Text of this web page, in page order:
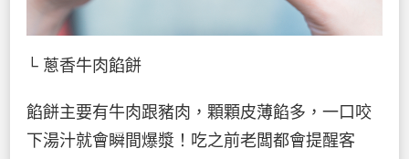
└ 蔥香牛肉餡餅
餡餅主要有牛肉跟豬肉，顆顆皮薄餡多，一口咬
下湯汁就會瞬間爆漿！吃之前老闆都會提醒客